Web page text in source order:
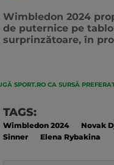
Wimbledon 2024
de puternice pe
surprinzătoare, în
SPORT.RO CA SURSĂ
TAGS:
Wimbledon 2024 Novak
Sinner
Elena Rybakina